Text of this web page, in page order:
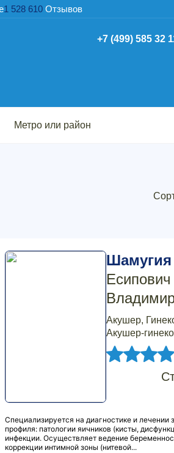
1 528 610 Отзывов
+7 (499) 585 32
Шамугия
Акушер,
Акушер-
Специализируется на диагностике и лечении
профиля: патологии яичников (кисты,
инфекции. Осуществляет ведение
коррекции интимной зоны (нитевой...